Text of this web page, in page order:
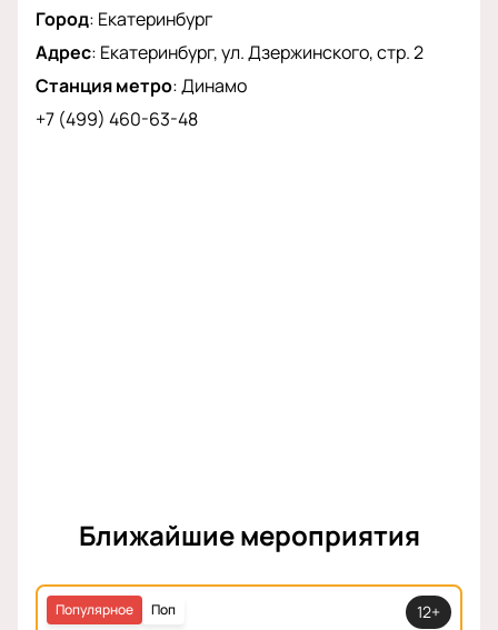
событием можно уже сегодня.
Город: Екатеринбург
Адрес: Екатеринбург, ул. Дзержинского, стр. 2
Станция метро:Динамо
+7 (499) 460-63-48
Ближайшие мероприятия
Поп
Популярное
12+